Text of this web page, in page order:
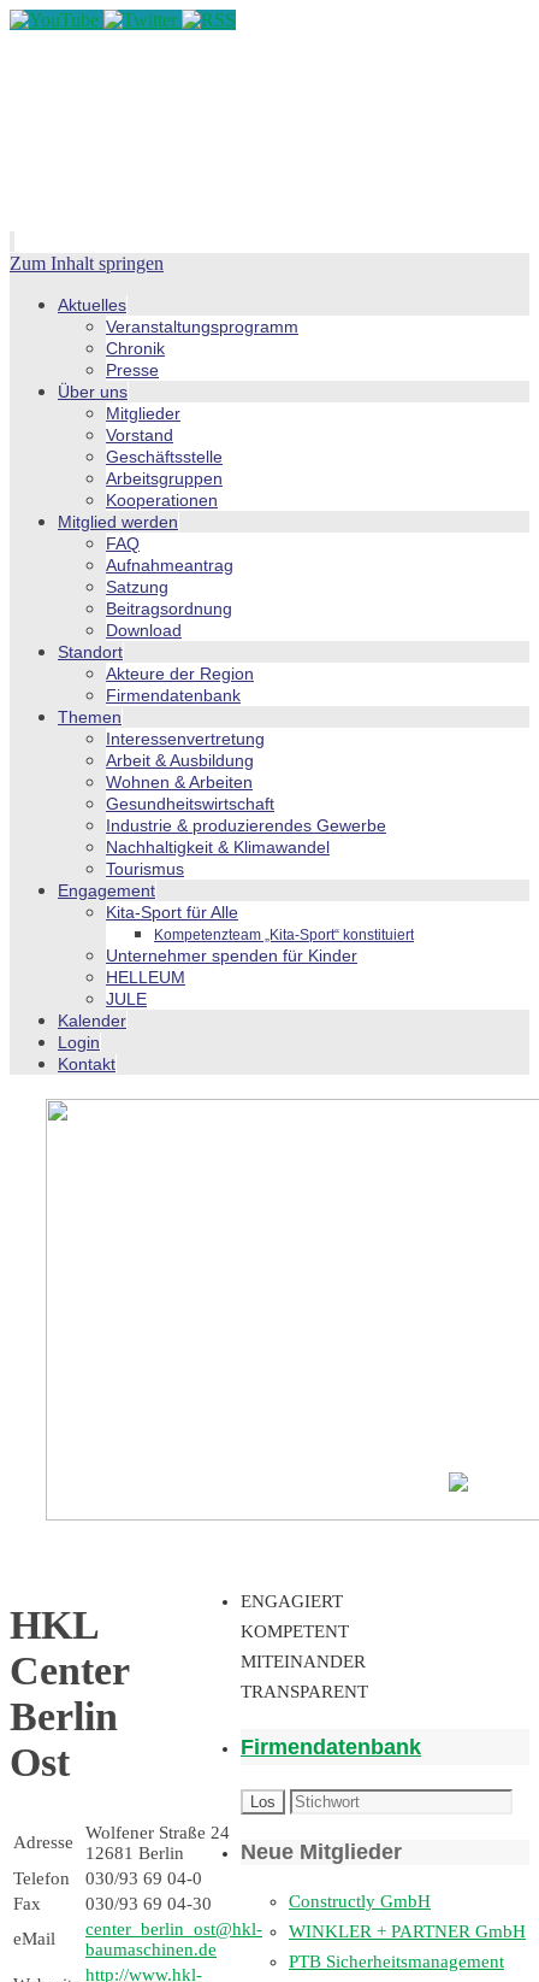
Zum Inhalt springen
Aktuelles
Veranstaltungsprogramm
Chronik
Presse
Über uns
Mitglieder
Vorstand
Geschäftsstelle
Arbeitsgruppen
Kooperationen
Mitglied werden
FAQ
Aufnahmeantrag
Satzung
Beitragsordnung
Download
Standort
Akteure der Region
Firmendatenbank
Themen
Interessenvertretung
Arbeit & Ausbildung
Wohnen & Arbeiten
Gesundheitswirtschaft
Industrie & produzierendes Gewerbe
Nachhaltigkeit & Klimawandel
Tourismus
Engagement
Kita-Sport für Alle
Kompetenzteam „Kita-Sport“ konstituiert
Unternehmer spenden für Kinder
HELLEUM
JULE
Kalender
Login
Kontakt
HKL
Center
Berlin
Ost
Adresse
Wolfener Straße 24
12681 Berlin
Telefon
030/93 69 04-0
Fax
030/93 69 04-30
eMail
center_berlin_ost@hkl-
baumaschinen.de
http://www.hkl-
ENGAGIERT
KOMPETENT
MITEINANDER
TRANSPARENT
Firmendatenbank
Neue Mitglieder
Constructly GmbH
WINKLER + PARTNER GmbH
PTB Sicherheitsmanagement